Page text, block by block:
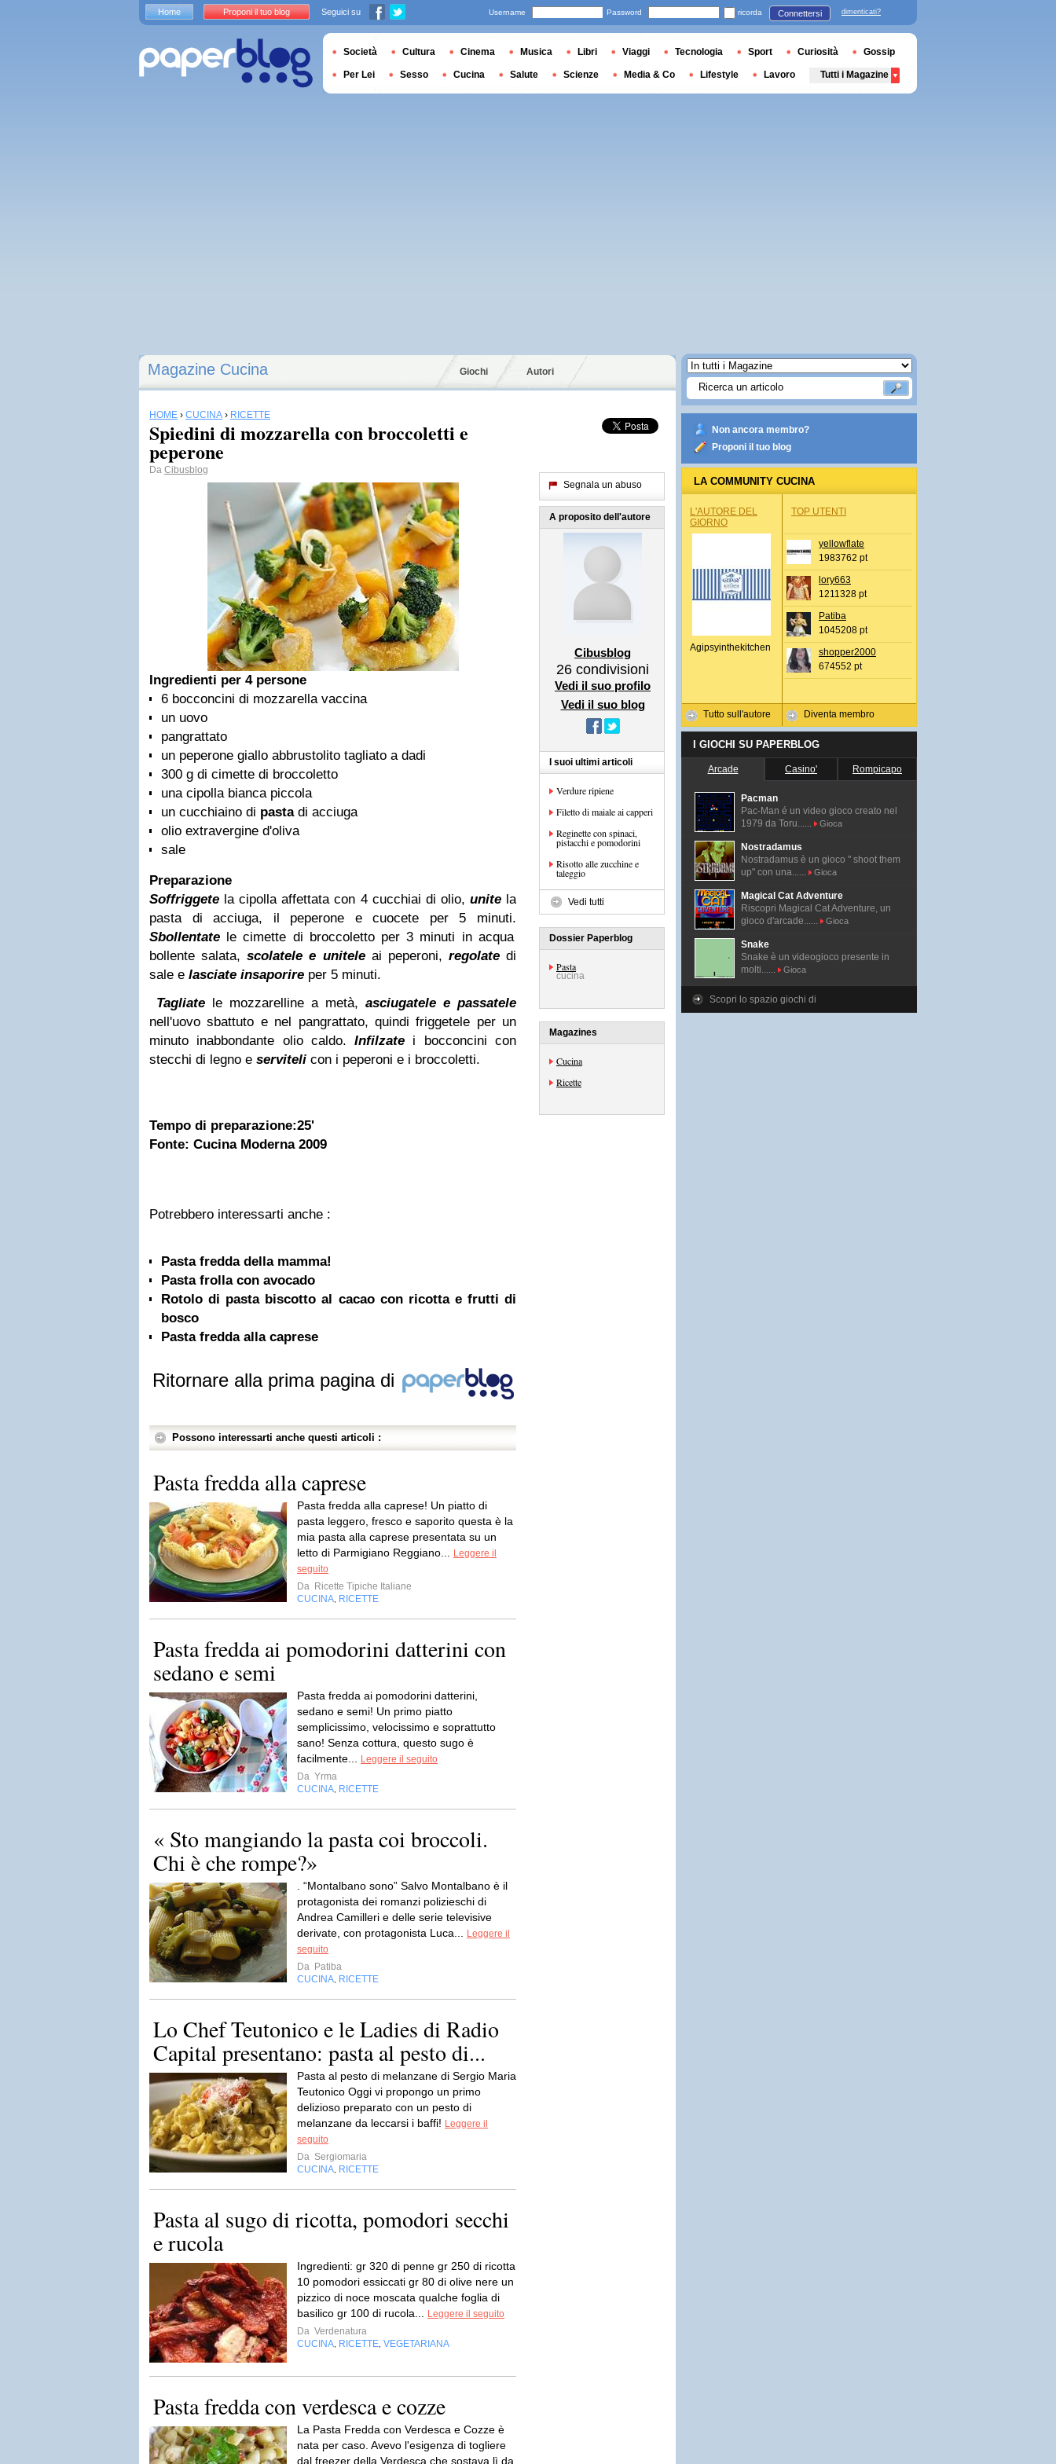
Magazine Cucina Giochi Autori
HOME › CUCINA › RICETTE
Spiedini di mozzarella con broccoletti e
peperone
Da Cibusblog
Ingredienti per 4 persone
6 bocconcini di mozzarella vaccina
un uovo
pangrattato
un peperone giallo abbrustolito tagliato a dadi
300 g di cimette di broccoletto
una cipolla bianca piccola
un cucchiaino di pastadi acciuga
olio extravergine d'oliva
sale
Preparazione
Soffriggete la cipolla affettata con 4 cucchiai di olio, unitela
pasta di acciuga, il peperone e cuocete per 5 minuti.
Sbollentate le cimette di broccoletto per 3 minuti in acqua
bollente salata,scolatele e uniteleai peperoni, regolatedi
sale e lasciate insaporire per 5 minuti.
Tagliate le mozzarelline a metà, asciugatele e passatele
nell'uovo sbattuto e nel pangrattato, quindi friggetele per un
minuto inabbondante olio caldo. Infilzate i bocconcini con
stecchi di legno e serviteli con i peperoni e i broccoletti.
Tempo di preparazione:25'
Fonte: Cucina Moderna 2009
Potrebbero interessarti anche :
Pasta fredda della mamma!
Pasta frolla con avocado
Rotolo di pasta biscotto al cacao con ricotta e frutti di
bosco
Pasta fredda alla caprese
Ritornare alla prima pagina di
Possono interessarti anche questi articoli :
Pasta fredda alla caprese
Pasta fredda alla caprese! Un piatto di
pasta leggero, fresco e saporito questa è la
mia pasta alla caprese presentata su un
letto di Parmigiano Reggiano...
Leggere il
seguito
Da Ricette Tipiche Italiane
CUCINA RICETTE
Pasta fredda ai pomodorini datterini con
sedano e semi
Pasta fredda ai pomodorini datterini,
sedano e semi! Un primo piatto
semplicissimo, velocissimo e soprattutto
sano! Senza cottura, questo sugo è
facilmente...
Leggere il seguito
Da Yrma
CUCINA RICETTE
« Sto mangiando la pasta coi broccoli.
Chi è che rompe?»
. “Montalbano sono” Salvo Montalbano è il
protagonista dei romanzi polizieschi di
Andrea Camilleri e delle serie televisive
derivate, con protagonista Luca...
Leggere il
seguito
Da Patiba
CUCINA RICETTE
Lo Chef Teutonico e le Ladies di Radio
Capital presentano: pasta al pesto di...
Pasta al pesto di melanzane di Sergio Maria
Teutonico Oggi vi propongo un primo
delizioso preparato con un pesto di
melanzane da leccarsi i baffi! Leggere il
seguito
Da Sergiomaria
CUCINA RICETTE
Pasta al sugo di ricotta, pomodori secchi
e rucola
Ingredienti: gr 320 di penne gr 250 di ricotta
10 pomodori essiccati gr 80 di olive nere un
pizzico di noce moscata qualche foglia di
basilico gr 100 di rucola...
Leggere il seguito
Da Verdenatura
CUCINA RICETTE VEGETARIANA
Pasta fredda con verdesca e cozze
La Pasta Fredda con Verdesca e Cozze è
nata per caso. Avevo l'esigenza di togliere
dal freezer della Verdesca che sostava lì da
Segnala un abuso
A proposito dell'autore
Cibusblog
26 condivisioni
Vedi il suo profilo
Vedi il suo blog
I suoi ultimi articoli
Verdure ripiene
Filetto di maiale ai capperi
Reginette con spinaci,
pistacchi e pomodorini
Risotto alle zucchine e
taleggio
Vedi tutti
Dossier Paperblog
Pasta
cucina
Magazines
Cucina
Ricette
Non ancora membro?
Proponi il tuo blog
LA COMMUNITY CUCINA
L'AUTORE DEL
GIORNO
Agipsyinthekitchen
Tutto sull'autore
TOP UTENTI
yellowflate
1983762 pt
lory663
1211328 pt
Patiba
1045208 pt
shopper2000
674552 pt
Diventa membro
I GIOCHI SU PAPERBLOG
Arcade Casino' Rompicapo
Pacman
Pac-Man é un video gioco creato nel
1979 da Toru......
Gioca
Nostradamus
Nostradamus è un gioco " shoot them
up" con una......
Gioca
Magical Cat Adventure
Riscopri Magical Cat Adventure, un
gioco d'arcade......
Gioca
Snake
Snake è un videogioco presente in
molti......
Gioca
Scopri lo spazio giochi di
Home Proponi il tuo blog Seguici su Username Password ricorda Connettersi dimenticati?
Società Cultura Cinema Musica Libri Viaggi Tecnologia Sport Curiosità Gossip
Per Lei Sesso Cucina Salute Scienze Media & Co Lifestyle Lavoro Tutti i Magazine